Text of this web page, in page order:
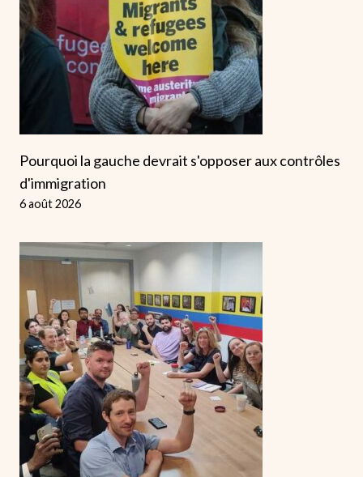
Pourquoi la gauche devrait s'opposer aux contrôles
d'immigration
6 août 2026